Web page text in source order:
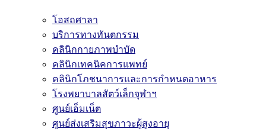
โอสถศาลา
บริการทางทันตกรรม
คลินิกกายภาพบำบัด
คลินิกเทคนิคการแพทย์
คลินิกโภชนาการและการกำหนดอาหาร
โรงพยาบาลสัตว์เล็กจุฬาฯ
ศูนย์เอ็มเน็ต
ศูนย์ส่งเสริมสุขภาวะผู้สูงอายุ